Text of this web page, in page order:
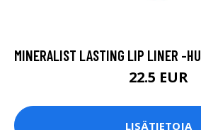
MINERALIST LASTING LIP LINER -
22.5 EUR
LISÄTIETOJA